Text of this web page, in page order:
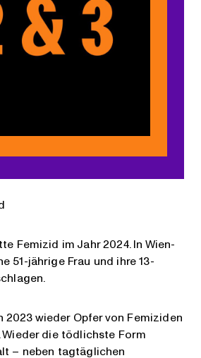
Femizid im Jahr 2024. In Wien-
51-jährige Frau und ihre 13-
2023 wieder Opfer von Femiziden
Wieder die tödlichste Form
– neben tagtäglichen